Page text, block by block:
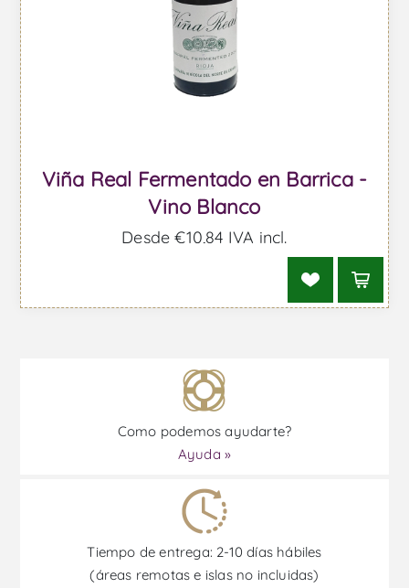
Viña Real Fermentado en Barrica -
Vino Blanco
Desde €10,84 IVA incl.
Como podemos ayudarte?
Ayuda »
Tiempo de entrega: 2-10 días hábiles
(áreas remotas e islas no incluidas)